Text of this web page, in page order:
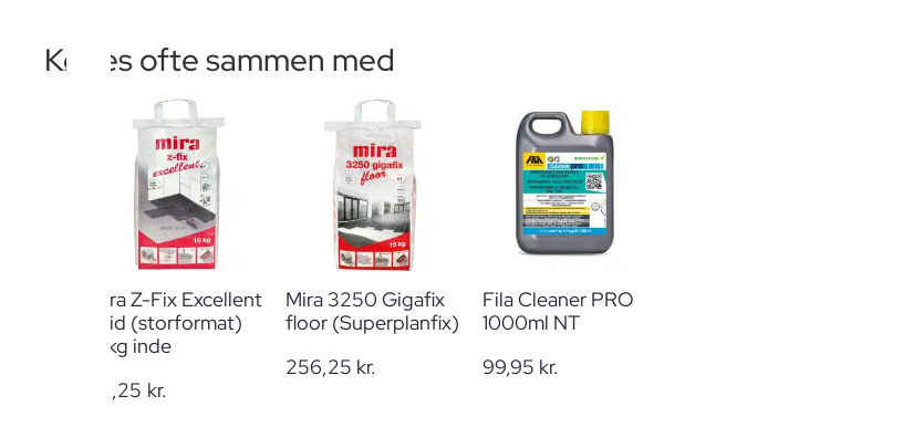
Købes ofte sammen med
Mira Z-Fix Excellent
hvid (storformat)
10kg inde
181,25 kr.
Mira 3250 Gigafix
floor (Superplanfix)
256,25 kr.
Fila Cleaner PRO
1000ml NT
99,95 kr.